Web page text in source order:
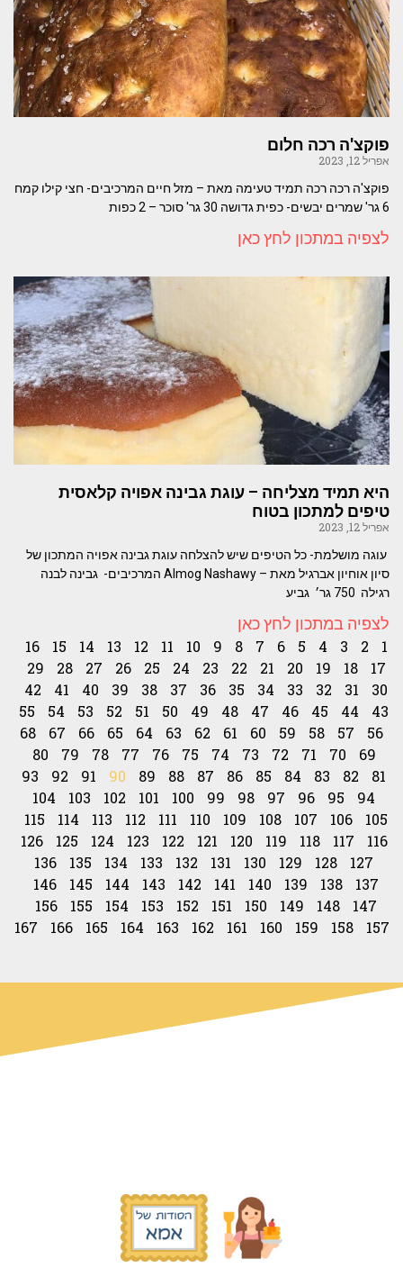
פוקצ'ה רכה חלום
אפריל 12, 2023
פוקצ'ה רכה רכה תמיד טעימה מאת – מזל חיים המרכיבים- חצי קילו קמח
6 גר' שמרים יבשים- כפית גדושה 30 גר' סוכר – 2 כפות
לצפיה במתכון לחץ כאן
היא תמיד מצליחה – עוגת גבינה אפויה קלאסית
טיפים למתכון בטוח
אפריל 12, 2023
עוגה מושלמת- כל הטיפים שיש להצלחה עוגת גבינה אפויה המתכון של
סיון אוחיון אברגיל מאת – Almog Nashawy המרכיבים- גבינה לבנה
רגילה 750 גר׳ גביע
לצפיה במתכון לחץ כאן
1
2
3
4
5
6
7
8
9
10
11
12
13
14
15
16
17
18
19
20
21
22
23
24
25
26
27
28
29
30
31
32
33
34
35
36
37
38
39
40
41
42
43
44
45
46
47
48
49
50
51
52
53
54
55
56
57
58
59
60
61
62
63
64
65
66
67
68
69
70
71
72
73
74
75
76
77
78
79
80
81
82
83
84
85
86
87
88
89
90
91
92
93
94
95
96
97
98
99
100
101
102
103
104
105
106
107
108
109
110
111
112
113
114
115
116
117
118
119
120
121
122
123
124
125
126
127
128
129
130
131
132
133
134
135
136
137
138
139
140
141
142
143
144
145
146
147
148
149
150
151
152
153
154
155
156
157
158
159
160
161
162
163
164
165
166
167